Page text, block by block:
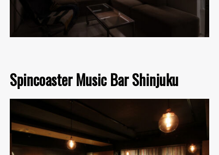
Spincoaster Music Bar Shinjuku